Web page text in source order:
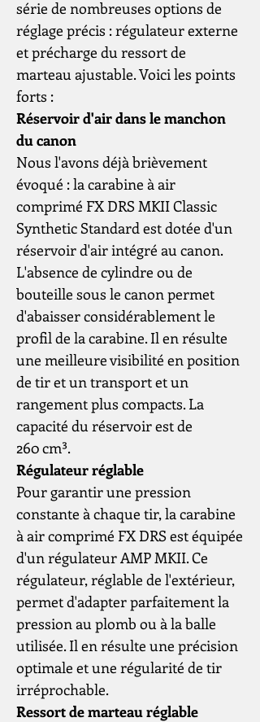
série de nombreuses options de
réglage précis : régulateur externe
et précharge du ressort de
marteau ajustable. Voici les points
forts :
Réservoir d'air dans le manchon
du canon
Nous l'avons déjà brièvement
évoqué : la carabine à air
comprimé FX DRS MKII Classic
Synthetic Standard est dotée d'un
réservoir d'air intégré au canon.
L'absence de cylindre ou de
bouteille sous le canon permet
d'abaisser considérablement le
profil de la carabine. Il en résulte
une meilleure visibilité en position
de tir et un transport et un
rangement plus compacts. La
capacité du réservoir est de
260 cm³.
Régulateur réglable
Pour garantir une pression
constante à chaque tir, la carabine
à air comprimé FX DRS est équipée
d'un régulateur AMP MKII. Ce
régulateur, réglable de l'extérieur,
permet d'adapter parfaitement la
pression au plomb ou à la balle
utilisée. Il en résulte une précision
optimale et une régularité de tir
irréprochable.
Ressort de marteau réglable